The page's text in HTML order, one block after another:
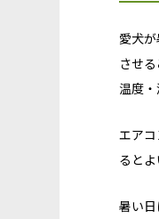
愛犬
させ
温度
エア
ると
暑い